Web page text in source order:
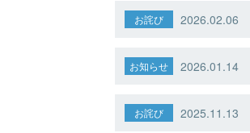
お詫び 2026.02.06
お知らせ 2026.01.14
お詫び 2025.11.13